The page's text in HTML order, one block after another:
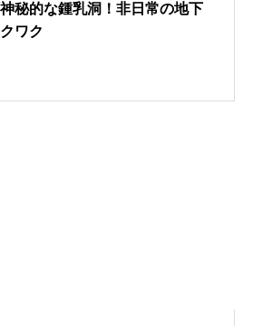
秘的な鍾乳洞！非日常の地下
ワク